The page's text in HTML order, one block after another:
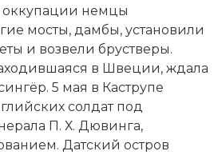
и духовной культуры
отношений
теория и методология
отношений
немцы
мосты, дамбы, установили
и возвели брустверы.
в Швеции, ждала
5 мая в Каструпе
солдат под
П. Х. Дювинга,
Датский остров